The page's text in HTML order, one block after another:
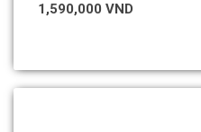
1,590,000 VND